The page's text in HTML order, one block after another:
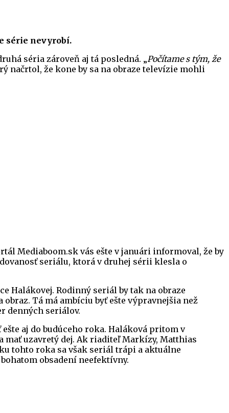
série nevyrobí.
séria zároveň aj tá posledná. „Počítame s tým, že
načrtol, že kone by sa na obraze televízie mohli
Mediaboom.sk vás ešte v januári informoval, že by
seriálu, ktorá v druhej sérii klesla o
Halákovej. Rodinný seriál by tak na obraze
Tá má ambíciu byť ešte výpravnejšia než
denných seriálov.
aj do budúceho roka. Haláková pritom v
uzavretý dej. Ak riaditeľ Markízy, Matthias
tohto roka sa však seriál trápi a aktuálne
obsadení neefektívny.